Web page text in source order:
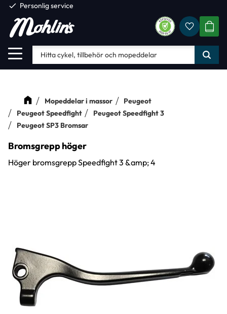
Meny
check Personlig service
Mopeddelar i massor
Peugeot
Peugeot Speedfight
Peugeot Speedfight 3
Peugeot SP3 Bromsar
Bromsgrepp höger
Höger bromsgrepp Speedfight 3 &amp; 4